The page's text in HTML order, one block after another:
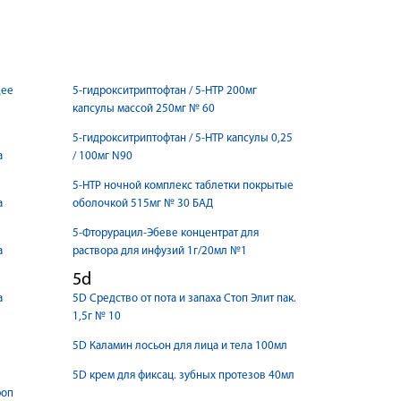
5-гидрокситриптофтан / 5-HTP 200мг
капсулы массой 250мг № 60
5-гидрокситриптофтан / 5-HTP капсулы 0,25
/ 100мг N90
5-НТР ночной комплекс таблетки покрытые
оболочкой 515мг № 30 БАД
5-Фторурацил-Эбеве концентрат для
раствора для инфузий 1г/20мл №1
5d
5D Cредство от пота и запаха Стоп Элит пак.
1,5г № 10
5D Каламин лосьон для лица и тела 100мл
5D крем для фиксац. зубных протезов 40мл